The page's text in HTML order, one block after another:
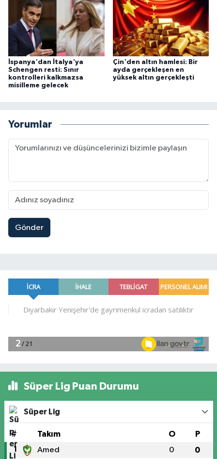
İspanya'dan İtalya'ya
Schengen resti: Sınır
kontrolleri kalkmazsa
misilleme gelecek
Çin'den altın hamlesi: Bir
ayda gerçekleşen en
yüksek altın gerçekleşti
Yorumlar
Gönder
Süper Lig Puan Durumu
Süper Lig
# Takım O P
1 Amed 0 0